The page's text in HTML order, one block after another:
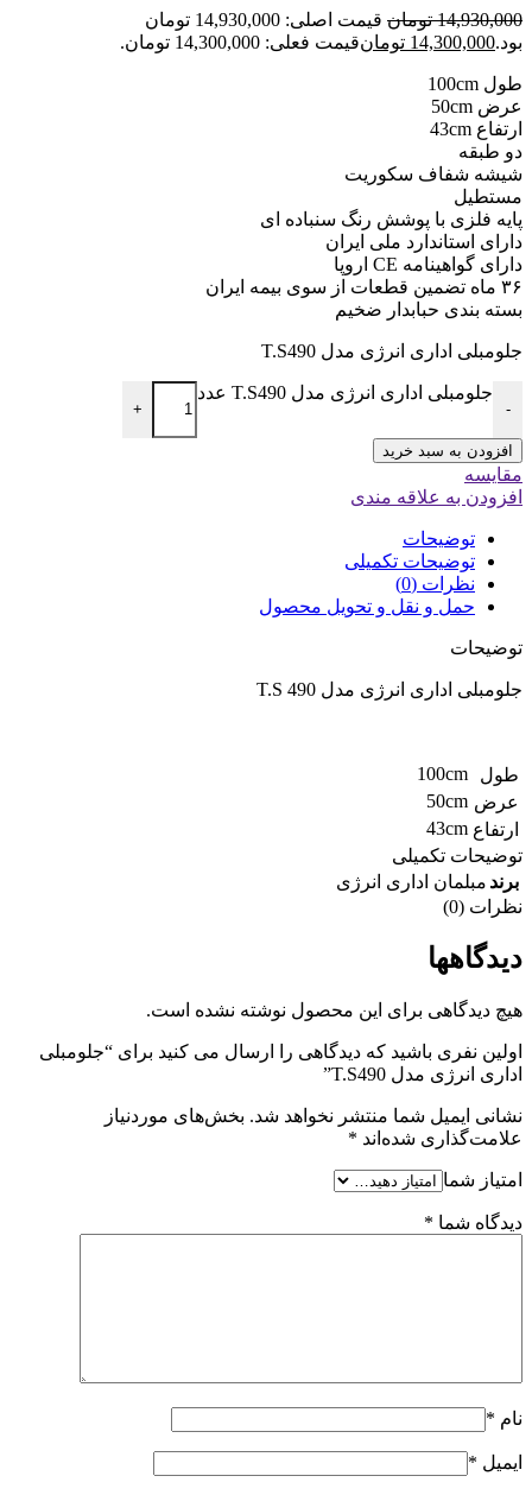
14,930,000 تومان
قیمت اصلی: 14,930,000 تومان
بود.14,300,000 تومانقیمت فعلی: 14,300,000 تومان.
طول 100cm
عرض 50cm
ارتفاع 43cm
دو طبقه
شیشه شفاف سکوریت
مستطیل
پایه فلزی با پوشش رنگ سنباده ای
دارای استاندارد ملی ایران
دارای گواهینامه CE اروپا
۳۶ ماه تضمین قطعات از سوی بیمه ایران
بسته بندی حبابدار ضخیم
جلومبلی اداری انرژی مدل T.S490
-
جلومبلی اداری انرژی مدل T.S490 عدد
+
افزودن به سبد خرید
مقایسه
افزودن به علاقه مندی
توضیحات
توضیحات تکمیلی
نظرات (0)
حمل و نقل و تحویل محصول
توضیحات
جلومبلی اداری انرژی مدل T.S 490
طول
100cm
عرض 50cm
ارتفاع 43cm
توضیحات تکمیلی
برند مبلمان اداری انرژی
نظرات (0)
دیدگاهها
هیچ دیدگاهی برای این محصول نوشته نشده است.
اولین نفری باشید که دیدگاهی را ارسال می کنید برای “جلومبلی
اداری انرژی مدل T.S490”
نشانی ایمیل شما منتشر نخواهد شد. بخش‌های موردنیاز
علامت‌گذاری شده‌اند *
امتیاز شما
دیدگاه شما *
نام *
ایمیل *